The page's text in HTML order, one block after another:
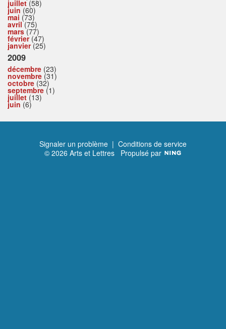
juillet(58)
juin (60)
mai (73)
avril(75)
mars(77)
février(47)
janvier(25)
2009
décembre (23)
novembre (31)
octobre (32)
septembre (1)
juillet (13)
juin (6)
Signaler un problème | Conditions de service
© 2026 Arts et Lettres Propulsé par